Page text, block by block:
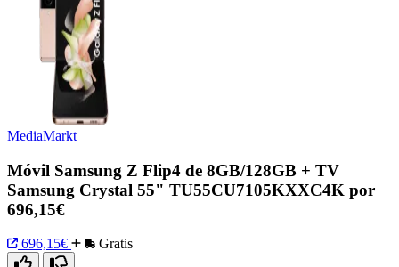
MediaMarkt
Móvil Samsung Z Flip4 de 8GB/128GB + TV
Samsung Crystal 55" TU55CU7105KXXC4K por
696,15€
696,15€ Gratis